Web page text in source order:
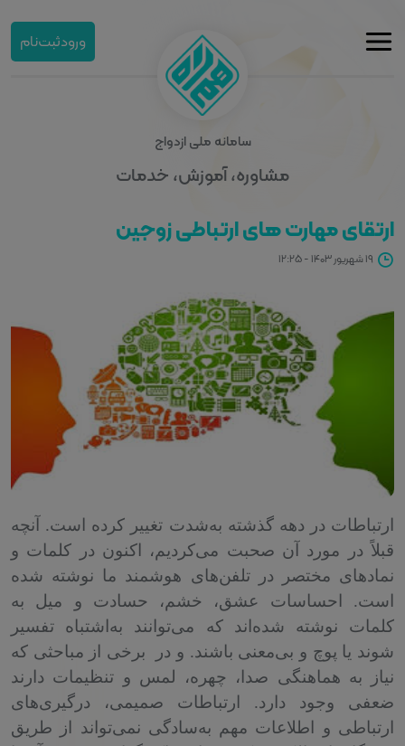
ورودثبت‌نام
سامانه ملی ازدواج
مشاوره، آموزش، خدمات
ارتقای مهارت های ارتباطی زوجین
۱۹ شهریور ۱۴۰۳ - ۱۲:۲۵
ارتباطات در دهه گذشته به‌شدت تغییر کرده است. آنچه
قبلاً در مورد آن صحبت می‌کردیم، اکنون در کلمات و
نمادهای مختصر در تلفن‌های هوشمند ما نوشته‌ شده
است. احساسات عشق، خشم، حسادت و میل به
کلمات نوشته‌ شده‌اند که می‌توانند به‌اشتباه تفسیر
شوند یا پوچ و بی‌معنی باشند. و در
برخی از مباحثی که
نیاز به هماهنگی صدا، چهره، لمس و تنظیمات دارند
ضعفی وجود دارد. ارتباطات صمیمی، درگیری‌های
ارتباطی و اطلاعات مهم به‌سادگی نمی‌تواند از طریق